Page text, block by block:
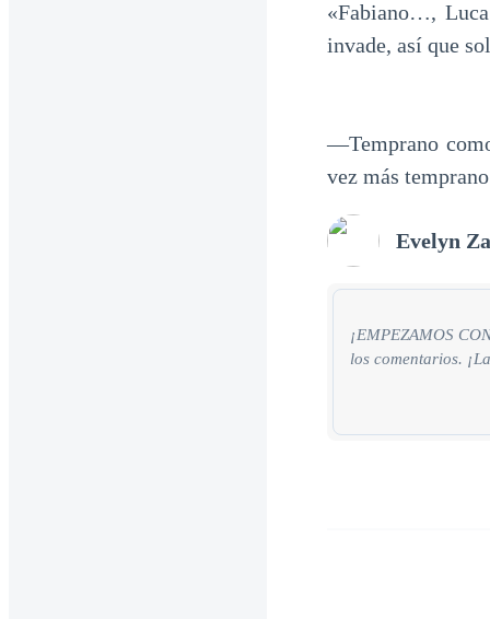
«Fabiano…,
invade, así que
—Temprano
vez más
Evelyn
¡EMPEZAMOS
los comentarios.